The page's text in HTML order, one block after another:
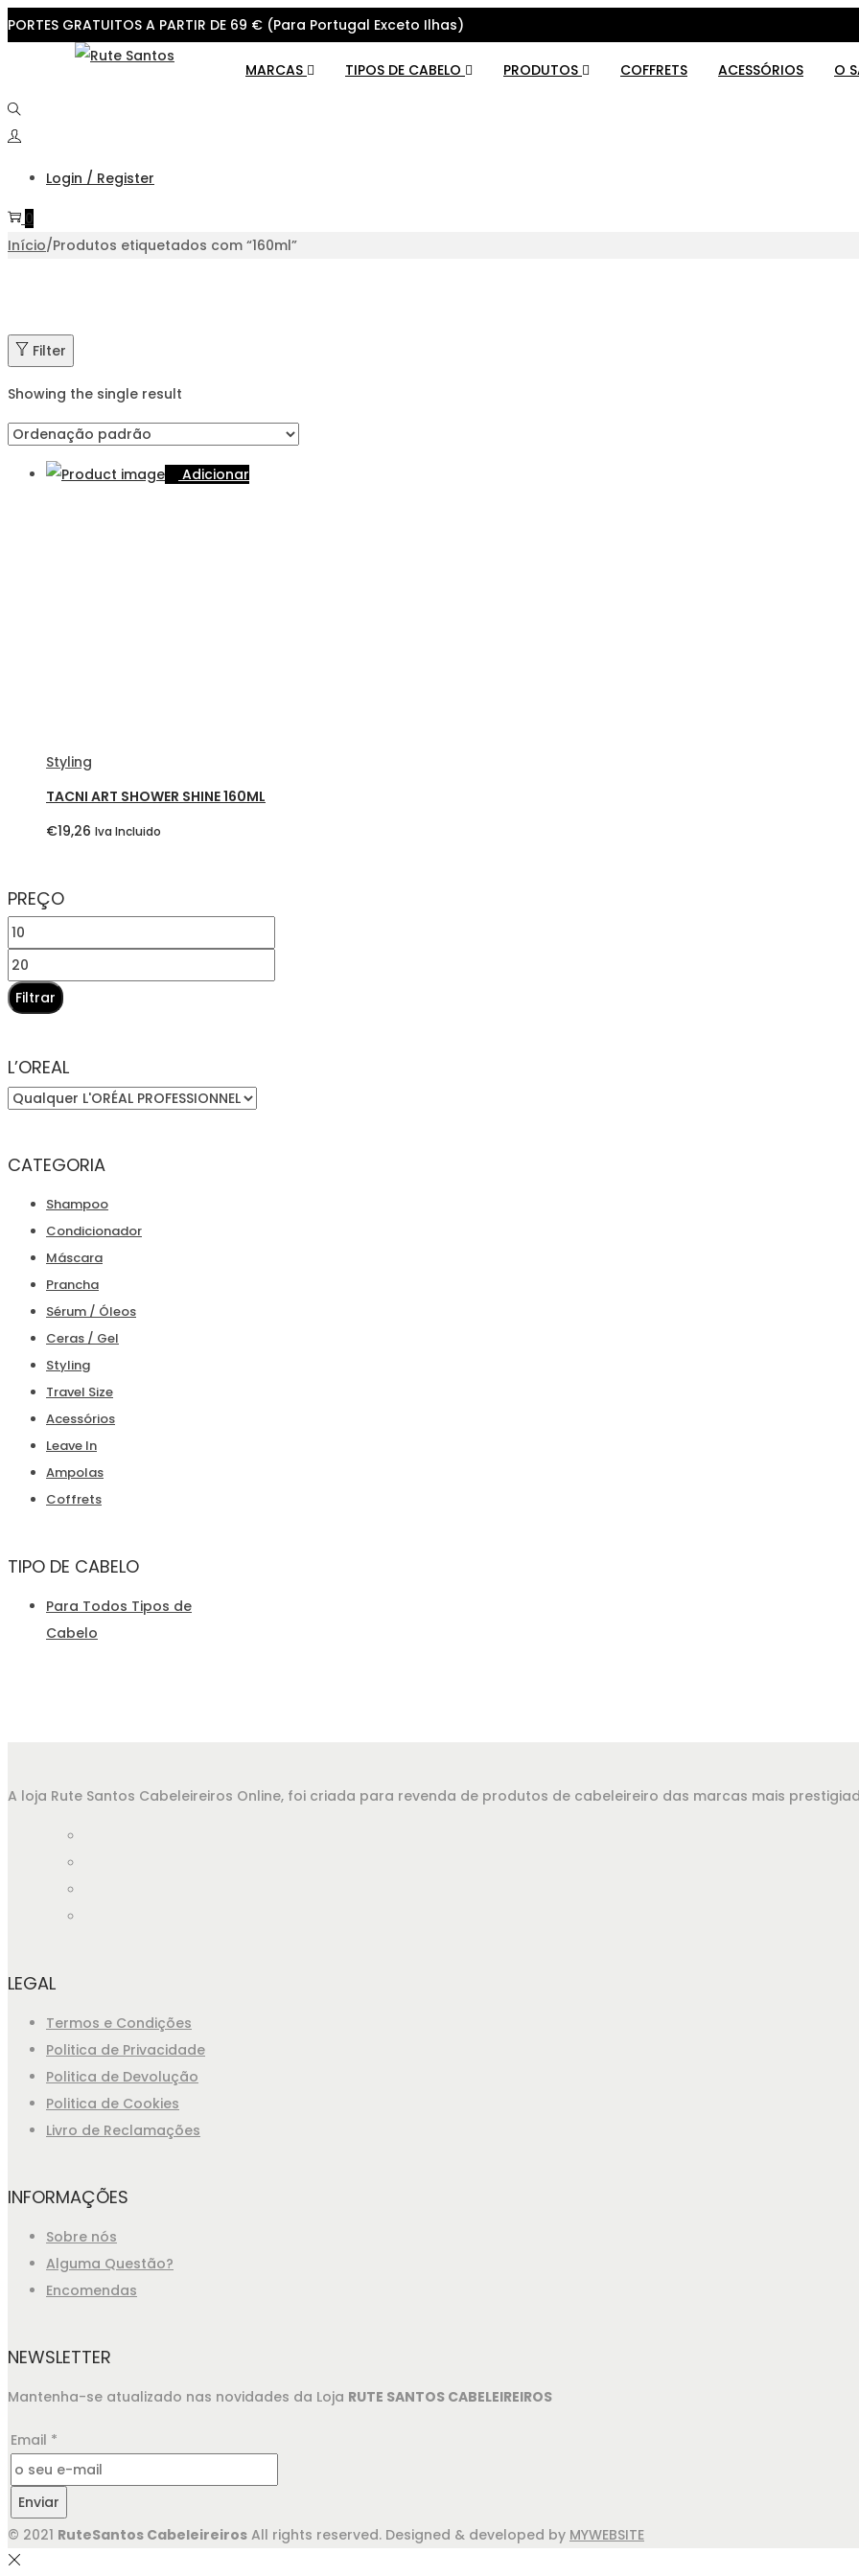
PORTES GRATUITOS A PARTIR DE 69 € (Para Portugal Exceto Ilhas)
navigation
content
MARCAS TIPOS DE CABELO PRODUTOS COFFRETS ACESSÓRIOS O
Login / Register
0
Início/Produtos etiquetados com “160ml”
Filter
Showing the single result
Adicionar
Styling
TACNI ART SHOWER SHINE 160ML
€19,26 Iva Incluido
PREÇO
Preço
mínimo
Preço
máximo
Filtrar
L’OREAL
CATEGORIA
Shampoo
Condicionador
Máscara
Prancha
Sérum / Óleos
Ceras / Gel
Styling
Travel Size
Acessórios
Leave In
Ampolas
Coffrets
TIPO DE CABELO
Para Todos Tipos de
Cabelo
A loja Rute Santos Cabeleireiros Online, foi criada para revenda de produtos de cabeleireiro das marcas mais
LEGAL
Termos e Condições
Politica de Privacidade
Politica de Devolução
Politica de Cookies
Livro de Reclamações
INFORMAÇÕES
Sobre nós
Alguma Questão?
Encomendas
NEWSLETTER
Mantenha-se atualizado nas novidades da Loja RUTE SANTOS CABELEIREIROS
Email *
Enviar
© 2021 RuteSantos Cabeleireiros All rights reserved. Designed & developed by MYWEBSITE